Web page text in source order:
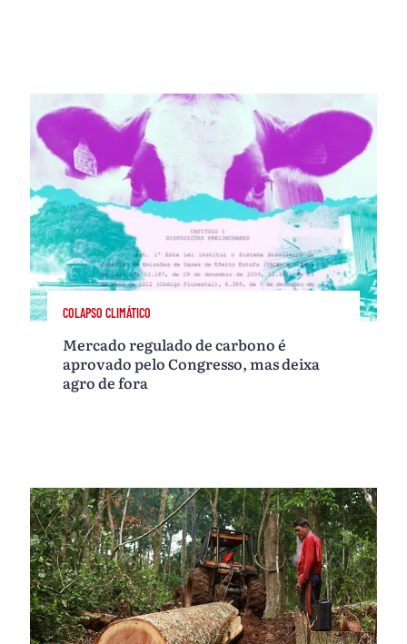
COLAPSO CLIMÁTICO
Mercado regulado de carbono é
aprovado pelo Congresso, mas deixa
agro de fora